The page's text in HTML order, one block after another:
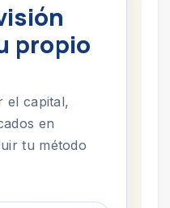
propio
el capital,
en
tu método